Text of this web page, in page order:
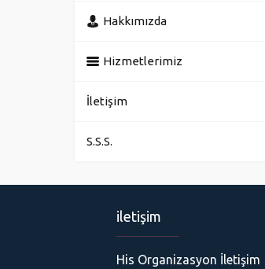
Hakkımızda
Hizmetlerimiz
İletişim
S.S.S.
iletişim
His Organizasyon İletişim
His Organizasyon